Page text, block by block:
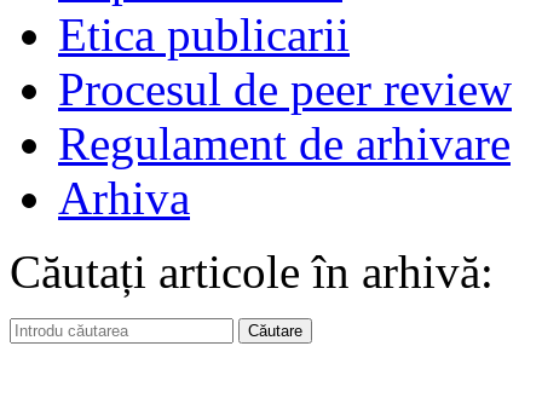
Etica publicarii
Procesul de peer review
Regulament de arhivare
Arhiva
Căutați articole în arhivă: